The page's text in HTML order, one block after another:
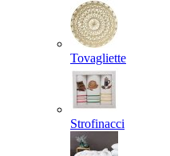
Tovagliette
Strofinacci